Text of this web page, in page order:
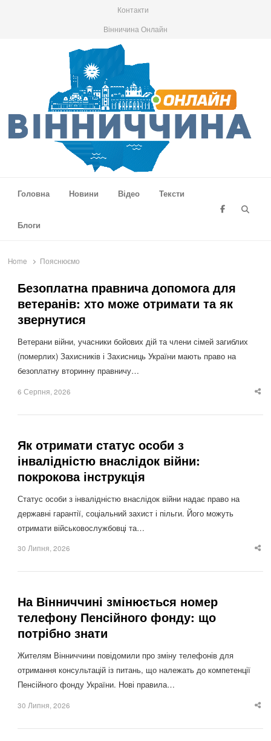
Контакти
Вінничина Онлайн
Головна
Новини Відео Тексти
Блоги
Home Пояснюємо
Безоплатна правнича допомога для
ветеранів: хто може отримати та як
звернутися
Ветерани війни, учасники бойових дій та члени сімей загиблих
(померлих) Захисників і Захисниць України мають право на
безоплатну вторинну правничу…
6 Серпня, 2026
Як отримати статус особи з
інвалідністю внаслідок війни:
покрокова інструкція
Статус особи з інвалідністю внаслідок війни надає право на
державні гарантії, соціальний захист і пільги. Його можуть
отримати військовослужбовці та…
30 Липня, 2026
На Вінниччині змінюється номер
телефону Пенсійного фонду: що
потрібно знати
Жителям Вінниччини повідомили про зміну телефонів для
отримання консультацій із питань, що належать до компетенції
Пенсійного фонду України. Нові правила…
30 Липня, 2026